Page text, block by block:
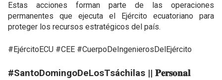
Estas acciones forman parte de las operaciones
permanentes que ejecuta el Ejército ecuatoriano para
proteger los recursos estratégicos del país.
#EjércitoECU #CEE #CuerpoDeIngenierosDelEjército
#SantoDomingoDeLosTsáchilas || 𝐏𝐞𝐫𝐬𝐨𝐧𝐚𝐥